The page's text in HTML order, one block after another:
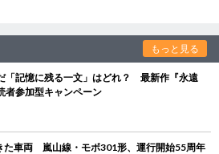
もっと見る
「記憶に残る一文」はどれ？ 最新作『永遠
者参加型キャンペーン
た車両 嵐山線・モボ301形、運行開始55周年